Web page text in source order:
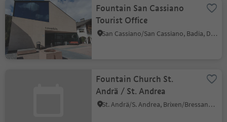
Fountain San Cassiano
Tourist Office
San Cassiano/San Cassiano, Badia, Dolomites Region Alta Badia
Fountain Church St.
Andrä / St. Andrea
St. Andrä/S. Andrea, Brixen/Bressanone, Brixen/Bressanone and environs